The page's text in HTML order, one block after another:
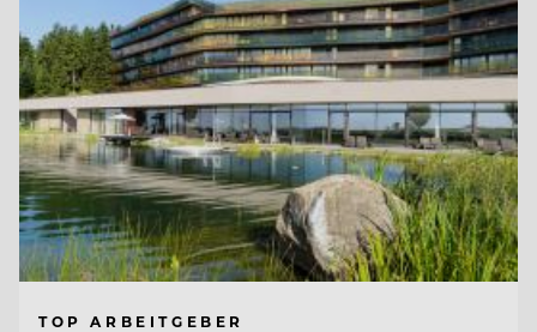
TOP ARBEITGEBER